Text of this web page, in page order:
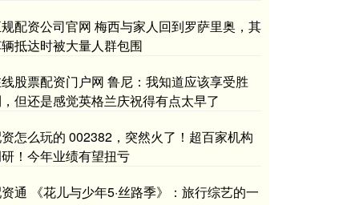
配资公司官网 梅西与家人回到罗萨里奥，其
抵达时被大量人群包围
股票配资门户网 鲁尼：我知道应该享受胜
但还是感觉英格兰庆祝得有点太早了
怎么玩的 002382，突然火了！超百家机构
！今年业绩有望扭亏
通 《花儿与少年5·丝路季》：旅行综艺的一